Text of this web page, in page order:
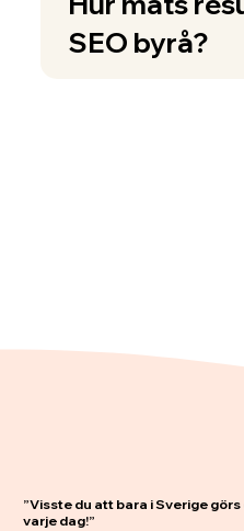
SEO byrå?
”Visste du att bara i Sverige
varje dag!”